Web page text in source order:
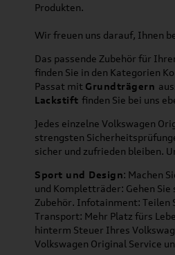
Produkten.
Wir freuen uns darauf, Ihnen
Das passende Zubehör für
finden Sie in den Kategorien
Passat mit Grundträgern
Lackstift finden Sie bei uns
Jedes einzelne Volkswagen
strengsten
sicher und zufrieden bleiben.
Sport und Design: Machen
und Kompletträder: Gehen
Zubehör. Infotainment: Teilen
Transport: Mehr Platz fürs
hinterm Steuer Ihres
Volkswagen Original Service